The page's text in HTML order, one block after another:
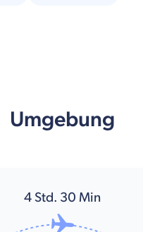
Umgebung
4Std. 30 Min